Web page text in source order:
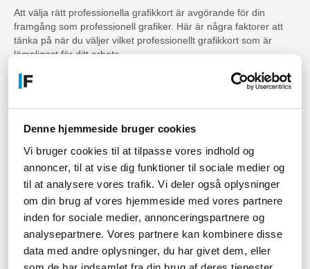
Denne hjemmeside bruger cookies
Vi bruger cookies til at tilpasse vores indhold og
annoncer, til at vise dig funktioner til sociale medier og
til at analysere vores trafik. Vi deler også oplysninger
om din brug af vores hjemmeside med vores partnere
inden for sociale medier, annonceringspartnere og
analysepartnere. Vores partnere kan kombinere disse
data med andre oplysninger, du har givet dem, eller
Att välja rätt professionella grafikkort är avgörande för din
framgång som professionell grafiker. Här är några faktorer att
tänka på när du väljer vilket professionellt grafikkort som är
lämpligast för ditt arbete.
Din budgetsituation
De bästa professionella grafikkorten kommer att kosta mer men
villig att investera i ett professionellt grafikkort kan olika modeller
vara att föredra.
Applikationer du använder
Var noga med att välja ett grafikkort som är optimerat för det
eller de program du använder oftast. Om du uteslutande arbetar
i 3D-modellering så vill du ha ett annat grafikkort än någon som
fokuserar på videoediting. Rådfråga med dina
programvaruleverantörer för deras rekommenderade